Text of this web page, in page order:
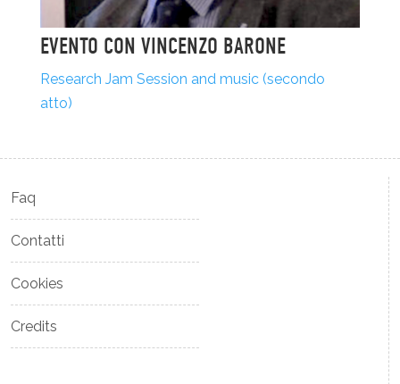
EVENTO CON VINCENZO BARONE
Research Jam Session and music (secondo
atto)
Faq
Contatti
Cookies
Credits